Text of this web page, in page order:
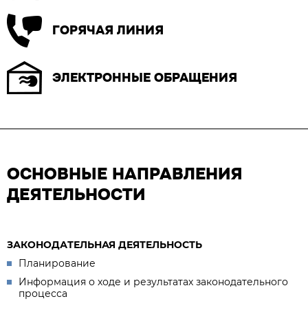
ГОРЯЧАЯ ЛИНИЯ
ЭЛЕКТРОННЫЕ ОБРАЩЕНИЯ
ОСНОВНЫЕ НАПРАВЛЕНИЯ
ДЕЯТЕЛЬНОСТИ
ЗАКОНОДАТЕЛЬНАЯ ДЕЯТЕЛЬНОСТЬ
Планирование
Информация о ходе и результатах законодательного
процесса